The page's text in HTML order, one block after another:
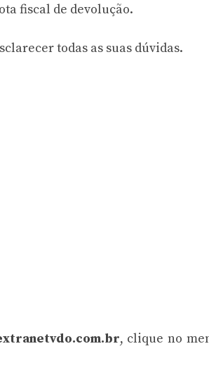
fiscal de devolução.
todas as suas dúvidas.
, clique no